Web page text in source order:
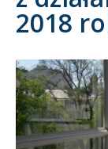
Kandydat
Absolwent
2018